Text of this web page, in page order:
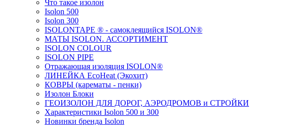
Что такое изолон
Isolon 500
Isolon 300
ISOLONTAPE ® - самоклеящийся ISOLON®
МАТЫ ISOLON. АССОРТИМЕНТ
ISOLON COLOUR
ISOLON PIPE
Отражающая изоляция ISOLON®
ЛИНЕЙКА EcoHeat (Экохит)
КОВРЫ (карематы - пенки)
Изолон Блоки
ГЕОИЗОЛОН ДЛЯ ДОРОГ, АЭРОДРОМОВ и СТРОЙКИ
Характеристики Isolon 500 и 300
Новинки бренда Isolon